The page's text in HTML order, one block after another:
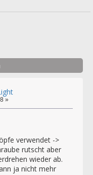
»
verwendet ->
rutscht aber
wieder ab.
ja nicht mehr